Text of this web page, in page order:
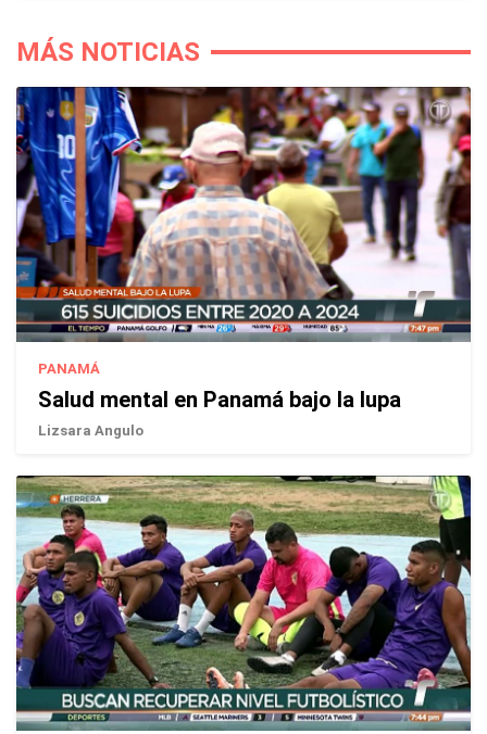
MÁS NOTICIAS
PANAMÁ
Salud mental en Panamá bajo la lupa
Lizsara Angulo